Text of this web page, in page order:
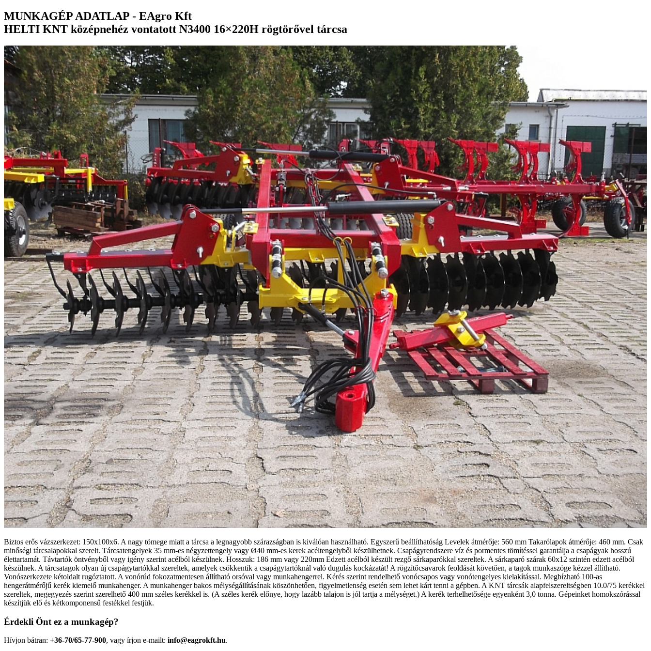
MUNKAGÉP ADATLAP - EAgro Kft
HELTI KNT középnehéz vontatott N3400 16×220H rögtörővel tárcsa
Biztos erős vázszerkezet: 150x100x6. A nagy tömege miatt a tárcsa a legnagyobb szárazságban is kiválóan használható. Egyszerű beállíthatóság Levelek átmérője: 560 mm Takarólapok átmérője: 460 mm. Csak
minőségi tárcsalapokkal szerelt. Tárcsatengelyek 35 mm-es négyzettengely vagy Ø40 mm-es kerek acéltengelyből készülhetnek. Csapágyrendszere víz és pormentes tömítéssel garantálja a csapágyak hosszú
élettartamát. Távtartók öntvényből vagy igény szerint acélból készülnek. Hosszuk: 186 mm vagy 220mm Edzett acélból készült rezgő sárkaparókkal szereltek. A sárkaparó szárak 60x12 szintén edzett acélból
készülnek. A tárcsatagok olyan új csapágytartókkal szereltek, amelyek csökkentik a csapágytartóknál való dugulás kockázatát! A rögzítőcsavarok feoldását követően, a tagok munkaszöge kézzel állítható.
Vonószerkezete kétoldalt rugóztatott. A vonórúd fokozatmentesen állítható orsóval vagy munkahengerrel. Kérés szerint rendelhető vonócsapos vagy vonótengelyes kielakítással. Megbízható 100-as
hengerátmérőjű kerék kiemelő munkahenger. A munkahenger bakos mélységállításának köszönhetően, figyelmetlenség esetén sem lehet kárt tenni a gépben. A KNT tárcsák alapfelszereltségben 10.0/75 kerékkel
szereltek, megegyezés szerint szerelhető 400 mm széles kerékkel is. (A széles kerék előnye, hogy lazább talajon is jól tartja a mélységet.) A kerék terhelhetősége egyenként 3,0 tonna. Gépeinket homokszórással
készítjük elő és kétkomponensű festékkel festjük.
Érdekli Önt ez a munkagép?
Hívjon bátran: +36-70/65-77-900, vagy írjon e-mailt: info@eagrokft.hu.